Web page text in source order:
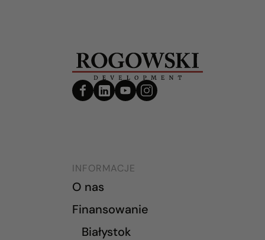
INFORMACJE
O nas
Finansowanie
Białystok